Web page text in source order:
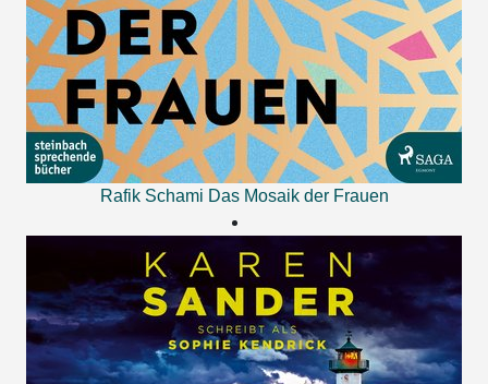
Rafik Schami Das Mosaik der Frauen